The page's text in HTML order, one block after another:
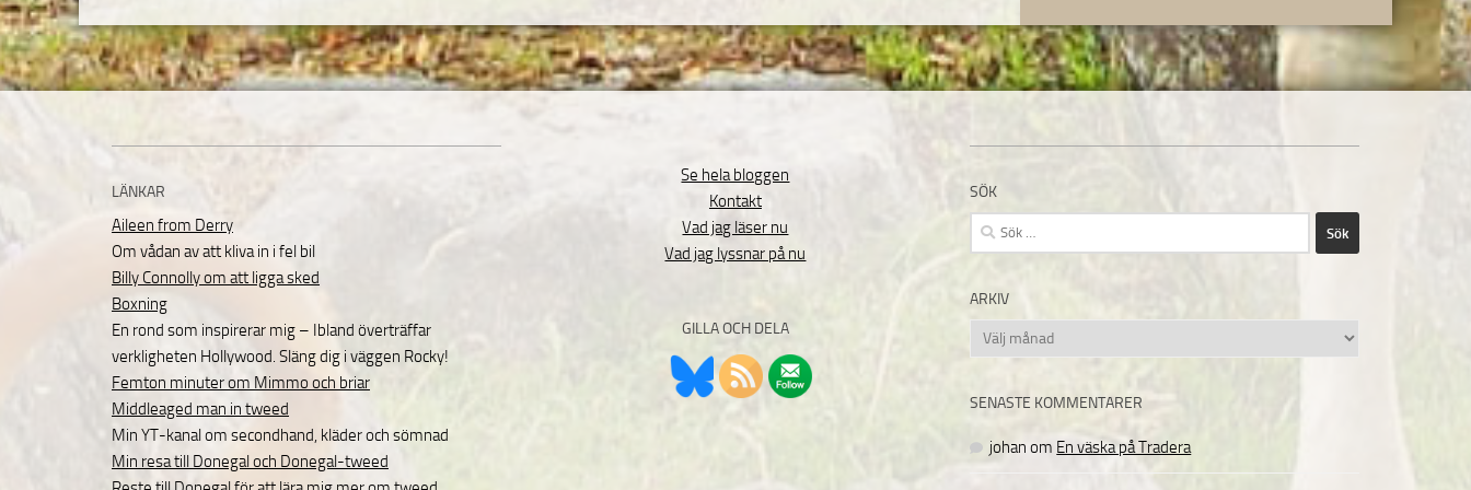
LÄNKAR
Aileen from Derry
Om vådan av att kliva in i fel bil
Billy Connolly om att ligga sked
Boxning
En rond som inspirerar mig – Ibland överträffar
verkligheten Hollywood. Släng dig i väggen Rocky!
Femton minuter om Mimmo och briar
Middleaged man in tweed
Min YT-kanal om secondhand, kläder och sömnad
Min resa till Donegal och Donegal-tweed
Se hela bloggen
Kontakt
Vad jag läser nu
Vad jag lyssnar på nu
GILLA OCH DELA
SÖK
Sök
efter:
ARKIV
Arkiv
SENASTE KOMMENTARER
johan om En väska på Tradera